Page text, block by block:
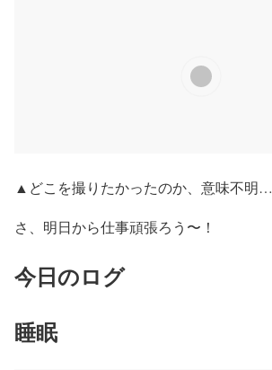
▲どこを撮りたかったのか、意味不明…
さ、明日から仕事頑張ろう〜！
今日のログ
睡眠